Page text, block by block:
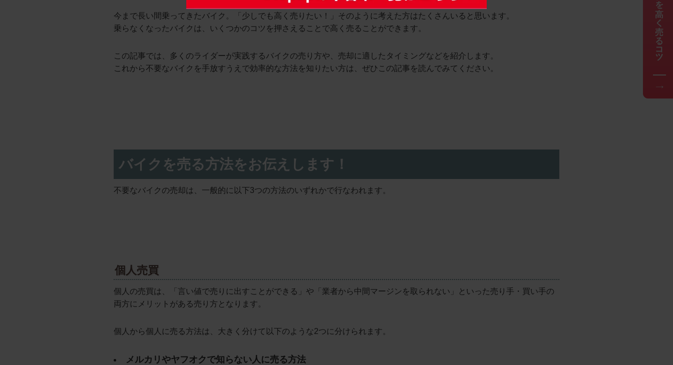
今まで長い間乗ってきたバイク。「少しでも高く売りたい！」そのように考えた方はたくさんいると思います。
乗らなくなったバイクは、いくつかのコツを押さえることで高く売ることができます。
この記事では、多くのライダーが実践するバイクの売り方や、売却に適したタイミングなどを紹介します。
これから不要なバイクを手放すうえで効率的な方法を知りたい方は、ぜひこの記事を読んでみてください。
バイクを売る方法をお伝えします！
不要なバイクの売却は、 一般的に以下3つの方法のいずれかで行なわれます。
個人売買
個人の売買は、「言い値で売りに出すことができる」や「業者から中間マージンを取られない」といった売り手・買い手の
両方にメリットがある売り方となります。
個人から個人に売る方法は、大きく分けて以下のような2つに分けられます。
メルカリやヤフオクで知らない人に売る方法